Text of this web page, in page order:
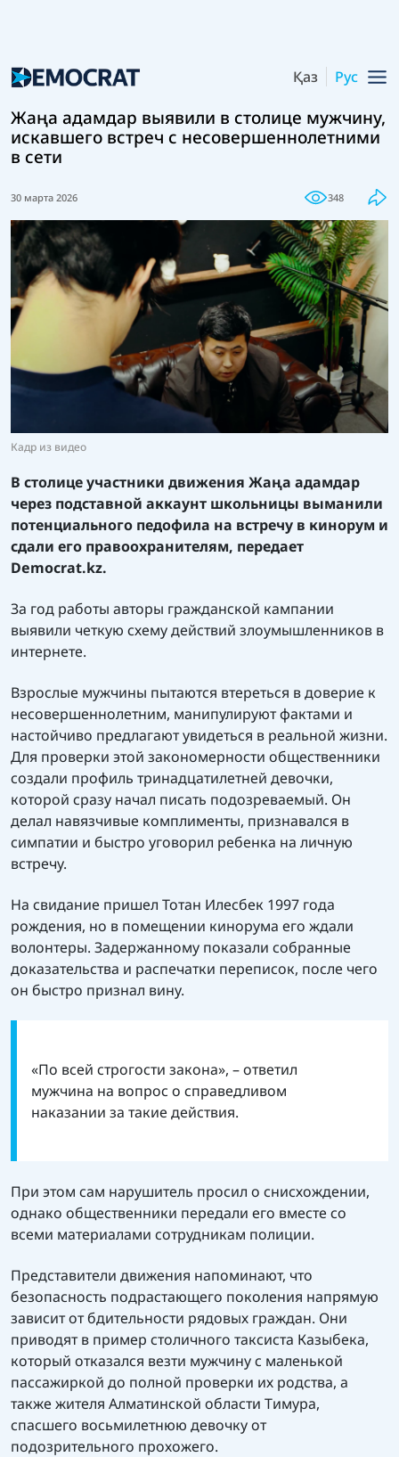
Қаз Рус
Жаңа адамдар выявили в столице мужчину,
искавшего встреч с несовершеннолетними
в сети
30 марта 2026 348
Кадр из видео
В столице участники движения Жаңа адамдар
через подставной аккаунт школьницы выманили
потенциального педофила на встречу в кинорум и
сдали его правоохранителям, передает
Democrat.kz.
За год работы авторы гражданской кампании
выявили четкую схему действий злоумышленников в
интернете.
Взрослые мужчины пытаются втереться в доверие к
несовершеннолетним, манипулируют фактами и
настойчиво предлагают увидеться в реальной жизни.
Для проверки этой закономерности общественники
создали профиль тринадцатилетней девочки,
которой сразу начал писать подозреваемый. Он
делал навязчивые комплименты, признавался в
симпатии и быстро уговорил ребенка на личную
встречу.
На свидание пришел Тотан Илесбек 1997 года
рождения, но в помещении кинорума его ждали
волонтеры. Задержанному показали собранные
доказательства и распечатки переписок, после чего
он быстро признал вину.
«По всей строгости закона», – ответил
мужчина на вопрос о справедливом
наказании за такие действия.
При этом сам нарушитель просил о снисхождении,
однако общественники передали его вместе со
всеми материалами сотрудникам полиции.
Представители движения напоминают, что
безопасность подрастающего поколения напрямую
зависит от бдительности рядовых граждан. Они
приводят в пример столичного таксиста Казыбека,
который отказался везти мужчину с маленькой
пассажиркой до полной проверки их родства, а
также жителя Алматинской области Тимура,
спасшего восьмилетнюю девочку от
подозрительного прохожего.